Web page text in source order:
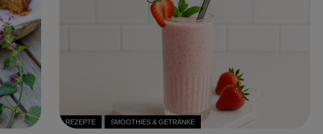
REZEPTE SMOOTHIES & GETRÄNKE